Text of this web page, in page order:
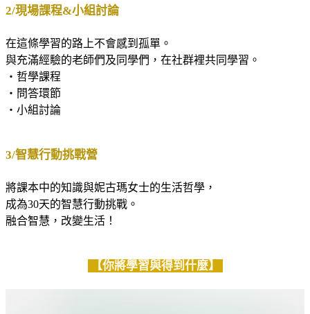
2/現場課程&小組討論
在這條學習的路上不會感到孤單。
與充滿經驗的老師們及同學們，在社群裡共同學習。
・哲學課程
・問答環節
・小組討論
3/智慧行動挑戰營
將課本中的知識與妮古瑪女士的生活哲學，
成為30天的智慧行動挑戰。
融合智慧，改變生活！
【你將學習與得到什麼】